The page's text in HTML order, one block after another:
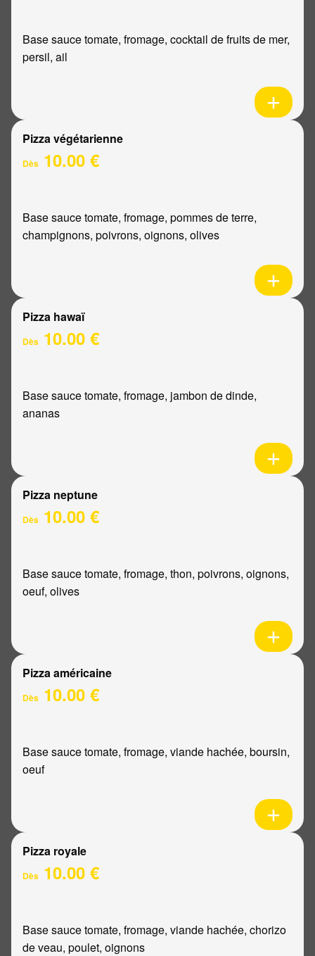
Base sauce tomate, fromage, cocktail de fruits de mer,
persil, ail
Pizza végétarienne
Dès 10.00 €
Base sauce tomate, fromage, pommes de terre,
champignons, poivrons, oignons, olives
Pizza hawaï
Dès 10.00 €
Base sauce tomate, fromage, jambon de dinde,
ananas
Pizza neptune
Dès 10.00 €
Base sauce tomate, fromage, thon, poivrons, oignons,
oeuf, olives
Pizza américaine
Dès 10.00 €
Base sauce tomate, fromage, viande hachée, boursin,
oeuf
Pizza royale
Dès 10.00 €
Base sauce tomate, fromage, viande hachée, chorizo
de veau, poulet, oignons